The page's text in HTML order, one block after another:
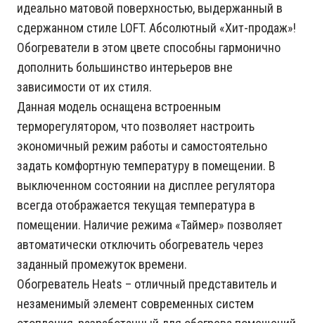
идеально матовой поверхностью, выдержанный в
сдержанном стиле LOFT. Абсолютный «Хит-продаж»!
Обогреватели в этом цвете способны гармонично
дополнить большинство интерьеров вне
зависимости от их стиля.
Данная модель оснащена встроенным
терморегулятором, что позволяет настроить
экономичный режим работы и самостоятельно
задать комфортную температуру в помещении. В
выключенном состоянии на дисплее регулятора
всегда отображается текущая температура в
помещении. Наличие режима «Таймер» позволяет
автоматически отключить обогреватель через
заданный промежуток времени.
Обогреватель Heats – отличный представитель и
незаменимый элемент современных систем